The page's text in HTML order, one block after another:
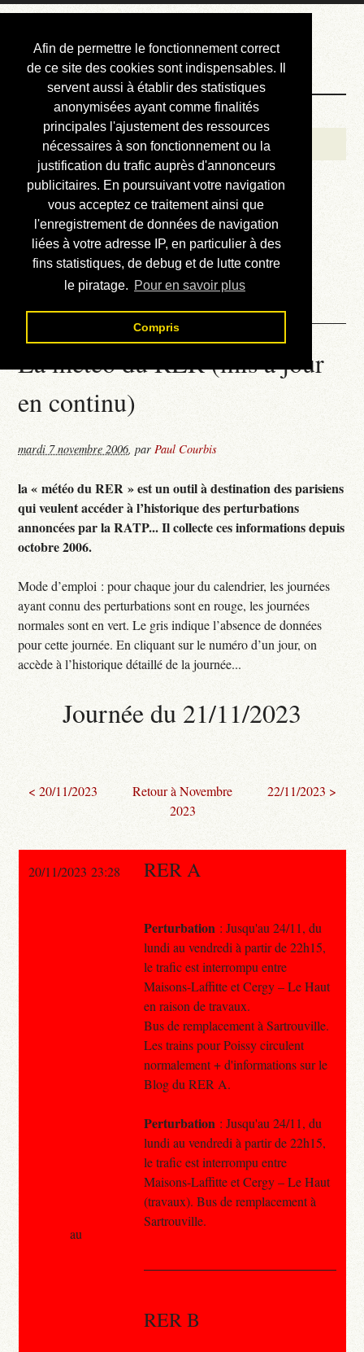
Afin de permettre le fonctionnement correct
de ce site des cookies sont indispensables. Il
servent aussi à établir des statistiques
anonymisées ayant comme finalités
principales l'ajustement des ressources
nécessaires à son fonctionnement ou la
justification du trafic auprès d'annonceurs
publicitaires. En poursuivant votre navigation
vous acceptez ce traitement ainsi que
l'enregistrement de données de navigation
liées à votre adresse IP, en particulier à des
fins statistiques, de debug et de lutte contre
le piratage. Pour en savoir plus
Compris
Courbis, « LE »
Blog Officiel
Bienvenue
Réalisations
Divers (et d’été)
Annonces
Liens externes
Téléchargement
Contact
La météo du RER (mis à jour
en continu)
mardi 7 novembre 2006,parPaul Courbis
la « météo du RER » est un outil à destination des parisiens
qui veulent accéder à l’historique des perturbations
annoncées par la RATP... Il collecte ces informations depuis
octobre 2006.
Mode d’emploi : pour chaque jour du calendrier, les journées
ayant connu des perturbations sont en rouge, les journées
normales sont en vert. Le gris indique l’absence de données
pour cette journée. En cliquant sur le numéro d’un jour, on
accède à l’historique détaillé de la journée...
Journée du 21/11/2023
< 20/11/2023
Retour à Novembre
2023
22/11/2023 >
20/11/2023 23:28 RER A
Perturbation : Jusqu'au 24/11, du
lundi au vendredi à partir de 22h15,
le trafic est interrompu entre
Maisons-Laffitte et Cergy – Le Haut
en raison de travaux.
Bus de remplacement à Sartrouville.
Les trains pour Poissy circulent
normalement + d'informations sur le
Blog du RER A.
Perturbation : Jusqu'au 24/11, du
lundi au vendredi à partir de 22h15,
le trafic est interrompu entre
Maisons-Laffitte et Cergy – Le Haut
(travaux). Bus de remplacement à
Sartrouville.
RER B
au